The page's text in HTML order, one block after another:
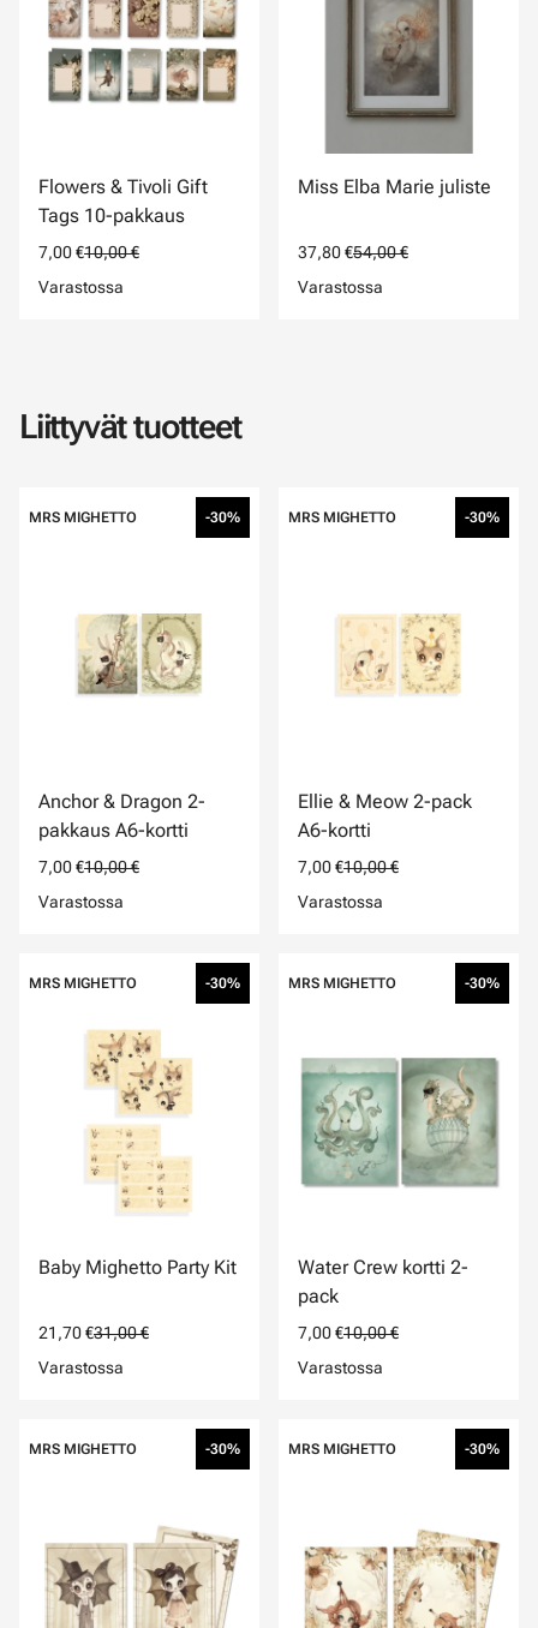
Flowers & Tivoli Gift
Tags 10-pakkaus
7,00 €10,00 €
Varastossa
Miss Elba Marie juliste
37,80 €54,00 €
Varastossa
Liittyvät tuotteet
MRS MIGHETTO -30%
Anchor & Dragon 2-
pakkaus A6-kortti
7,00 €10,00 €
Varastossa
MRS MIGHETTO -30%
Ellie & Meow 2-pack
A6-kortti
7,00 €10,00 €
Varastossa
MRS MIGHETTO -30%
Baby Mighetto Party Kit
21,70 €31,00 €
Varastossa
MRS MIGHETTO -30%
Water Crew kortti 2-
pack
7,00 €10,00 €
Varastossa
MRS MIGHETTO -30% MRS MIGHETTO -30%